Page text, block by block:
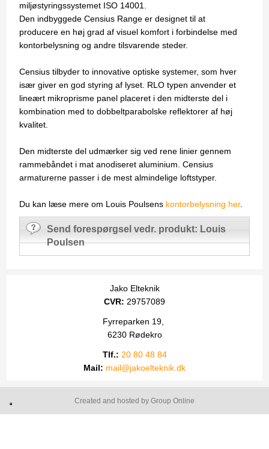
miljøstyringssystemet ISO 14001.
Den indbyggede Censius Range er designet til at
producere en høj grad af visuel komfort i forbindelse med
kontorbelysning og andre tilsvarende steder.
Censius tilbyder to innovative optiske systemer, som hver
især giver en god styring af lyset. RLO typen anvender et
lineært mikroprisme panel placeret i den midterste del i
kombination med to dobbeltparabolske reflektorer af høj
kvalitet.
Den midterste del udmærker sig ved rene linier gennem
rammebåndet i mat anodiseret aluminium. Censius
armaturerne passer i de mest almindelige loftstyper.
Du kan læse mere om Louis Poulsens kontorbelysning her.
Send forespørgsel vedr. produkt: Louis
Poulsen
Jako Elteknik
CVR: 29757089
Fyrreparken 19,
6230 Rødekro
Tlf.: 20 80 48 84
Mail: mail@jakoelteknik.dk
Created and hosted by Group Online